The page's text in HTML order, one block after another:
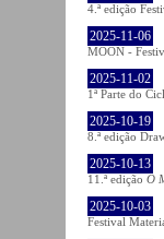
4.ª edição
2025-11-06
MOON -
2025-11-02
1ª Parte do
2025-10-19
8.ª edição
2025-10-13
11.ª edição O
2025-10-03
Festival